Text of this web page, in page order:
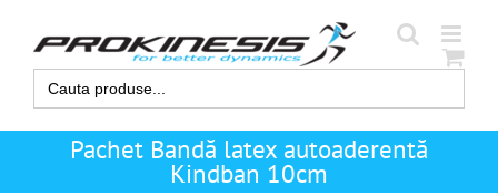
content
Search
for:
Pachet Bandă latex autoaderentă
Kindban 10cm